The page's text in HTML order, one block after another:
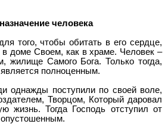
человека
того, чтобы обитать в его сердце,
доме Своем, как в храме. Человек –
жилище Самого Бога. Только тогда,
является полноценным.
однажды поступили по своей воле,
Творцом, Который даровал
жизнь. Тогда Господь отступил от
опустошенным.